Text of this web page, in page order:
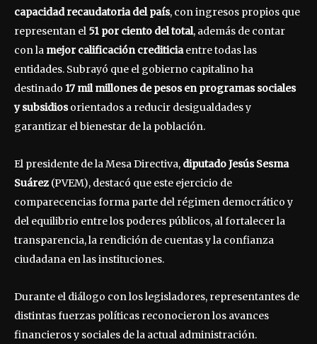
capacidad recaudatoria del país, con ingresos propios que
representan el 51 por ciento del total, además de contar
con la mejor calificación crediticiaentre todas las
entidades. Subrayó que el gobierno capitalino ha
destinado 17 mil millones de pesos en programas sociales
y subsidiosorientados a reducir desigualdades y
garantizar el bienestar de la población.
El presidente de la Mesa Directiva, diputado Jesús Sesma
Suárez (PVEM), destacó que este ejercicio de
comparecencias forma parte del régimen democrático y
del equilibrio entre los poderes públicos, al fortalecer la
transparencia, la rendición de cuentas y la confianza
ciudadana en las instituciones.
Durante el diálogo con los legisladores, representantes de
distintas fuerzas políticas reconocieron los avances
financieros y sociales de la actual administración.